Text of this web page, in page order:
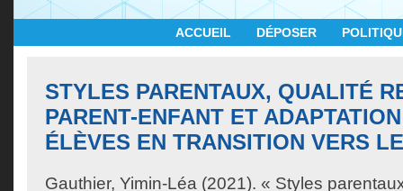
ACCUEIL DÉPOSER
STYLES PARENTAUX, QUALITÉ
PARENT-ENFANT ET
ÉLÈVES EN TRANSITION VERS
Gauthier, Yimin-Léa (2021). « Styles